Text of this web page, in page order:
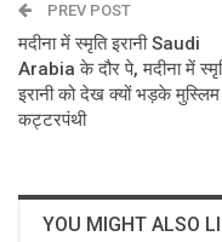
Email
PREV POST
मदीना में स्मृति इरानी Saudi
Arabia के दौर पे, मदीना में
इरानी को देख क्यों भड़के मुस्लिम
कट्टरपंथी
YOU MIGHT ALSO